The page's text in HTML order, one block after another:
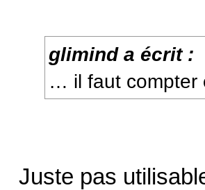
glimind a écrit :
… il faut compter
Juste pas